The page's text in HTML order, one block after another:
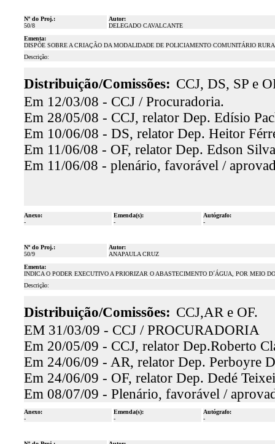
Nº do Proj.:
50/8
Autor:
DELEGADO CAVALCANTE
Ementa:
DISPÕE SOBRE A CRIAÇÃO DA MODALIDADE DE POLICIAMENTO COMUNITÁRIO
Descrição:
Distribuição/Comissões: CCJ, DS, SP e
Em 12/03/08 - CCJ / Procuradoria.
Em 28/05/08 - CCJ, relator Dep. Edísio
Em 10/06/08 - DS, relator Dep. Heitor
Em 11/06/08 - OF, relator Dep. Edson
Em 11/06/08 - plenário, favorável /
Anexo:
-
Emenda(s):
-
Autógrafo:
-
Nº do Proj.:
50/9
Autor:
ANAPAULA CRUZ
Ementa:
INDICA O PODER EXECUTIVO A PRIORIZAR O ABASTECIMENTO D´ÁGUA, POR MEIO
Descrição:
Distribuição/Comissões: CCJ,AR e OF.
EM 31/03/09 - CCJ / PROCURADORIA
Em 20/05/09 - CCJ, relator Dep.Roberto
Em 24/06/09 - AR, relator Dep. Perboyre
Em 24/06/09 - OF, relator Dep. Dedé
Em 08/07/09 - Plenário, favorável /
Anexo:
-
Emenda(s):
-
Autógrafo:
-